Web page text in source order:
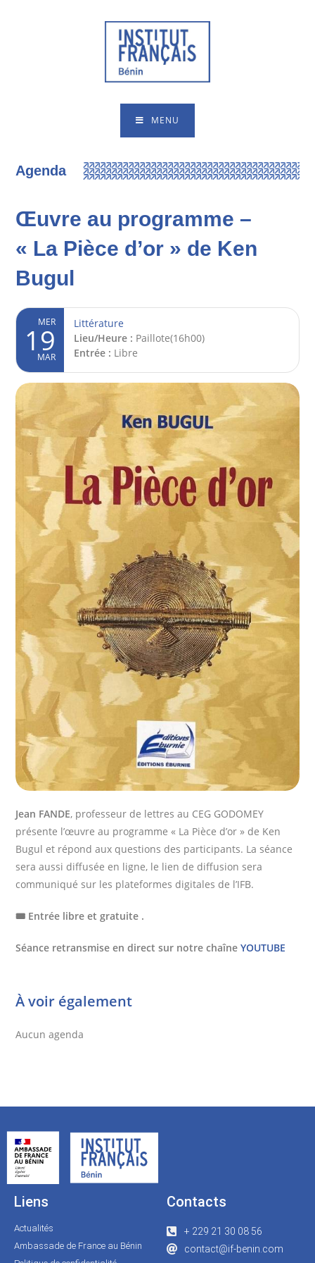
MENU
Agenda
Œuvre au programme –
« La Pièce d’or » de Ken
Bugul
MER
19
MAR
Littérature
Lieu/Heure : Paillote(16h00)
Entrée : Libre
Jean FANDE, professeur de lettres au CEG GODOMEY
présente l’œuvre au programme « La Pièce d’or » de Ken
Bugul et répond aux questions des participants. La séance
sera aussi diffusée en ligne, le lien de diffusion sera
communiqué sur les plateformes digitales de l’IFB.
🎟️ Entrée libre et gratuite .
Séance retransmise en direct sur notre chaîneYOUTUBE
À voir également
Aucun agenda
Liens
Actualités
Ambassade de France au Bénin
Contacts
+ 229 21 30 08 56
contact@if-benin.com